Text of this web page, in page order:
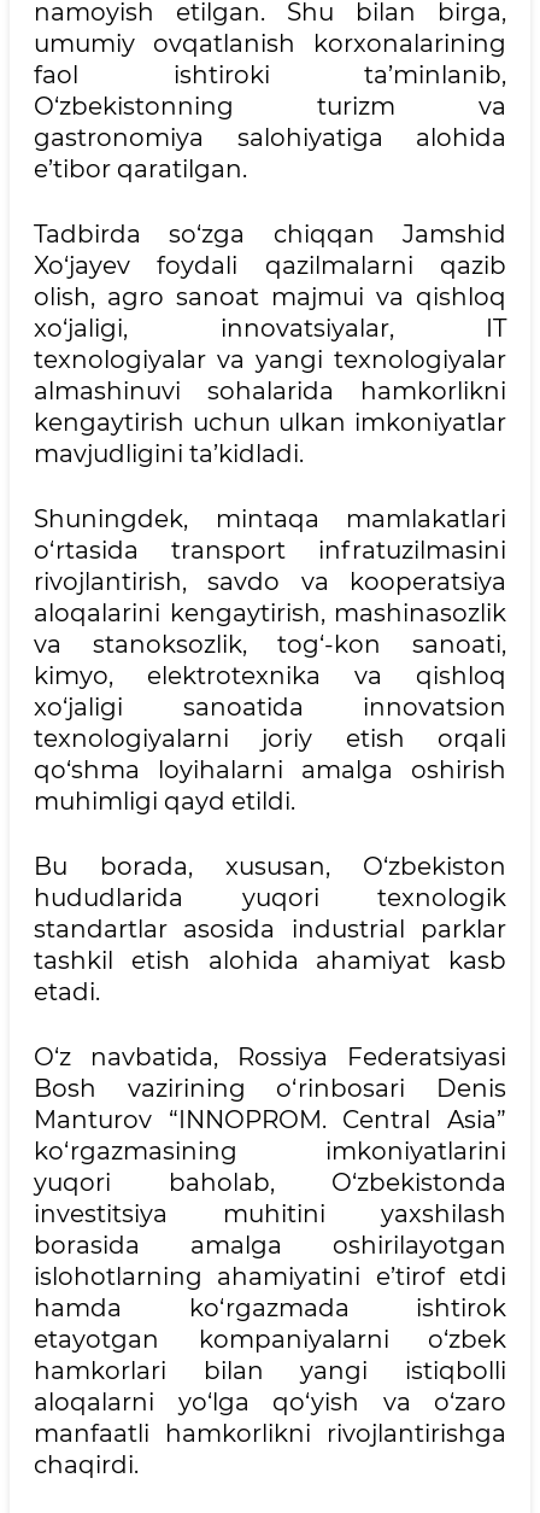
namoyish etilgan. Shu bilan birga,
umumiy ovqatlanish korxonalarining
faol ishtiroki ta’minlanib,
O‘zbekistonning turizm va
gastronomiya salohiyatiga alohida
e’tibor qaratilgan.
Tadbirda so‘zga chiqqan Jamshid
Xo‘jayev foydali qazilmalarni qazib
olish, agro sanoat majmui va qishloq
xo‘jaligi, innovatsiyalar, IT
texnologiyalar va yangi texnologiyalar
almashinuvi sohalarida hamkorlikni
kengaytirish uchun ulkan imkoniyatlar
mavjudligini ta’kidladi.
Shuningdek, mintaqa mamlakatlari
o‘rtasida transport infratuzilmasini
rivojlantirish, savdo va kooperatsiya
aloqalarini kengaytirish, mashinasozlik
va stanoksozlik, tog‘-kon sanoati,
kimyo, elektrotexnika va qishloq
xo‘jaligi sanoatida innovatsion
texnologiyalarni joriy etish orqali
qo‘shma loyihalarni amalga oshirish
muhimligi qayd etildi.
Bu borada, xususan, O‘zbekiston
hududlarida yuqori texnologik
standartlar asosida industrial parklar
tashkil etish alohida ahamiyat kasb
etadi.
O‘z navbatida, Rossiya Federatsiyasi
Bosh vazirining o‘rinbosari Denis
Manturov “INNOPROM. Central Asia”
ko‘rgazmasining imkoniyatlarini
yuqori baholab, O‘zbekistonda
investitsiya muhitini yaxshilash
borasida amalga oshirilayotgan
islohotlarning ahamiyatini e’tirof etdi
hamda ko‘rgazmada ishtirok
etayotgan kompaniyalarni o‘zbek
hamkorlari bilan yangi istiqbolli
aloqalarni yo‘lga qo‘yish va o‘zaro
manfaatli hamkorlikni rivojlantirishga
chaqirdi.